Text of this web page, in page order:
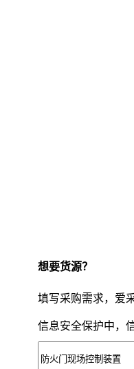
想要货源？
填写采购需求，爱
信息安全保护中，